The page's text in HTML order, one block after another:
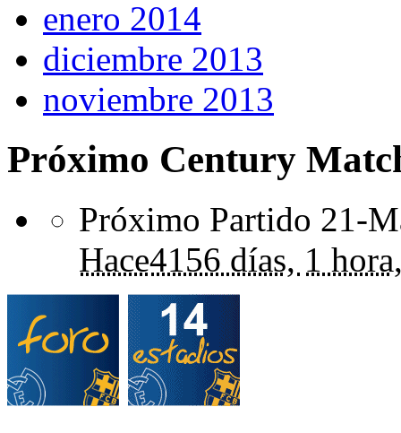
enero 2014
diciembre 2013
noviembre 2013
Próximo Century
Próximo Partido 21-
Hace4156 días, 1